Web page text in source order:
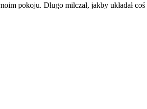
pokoju. Długo milczał, jakby układał